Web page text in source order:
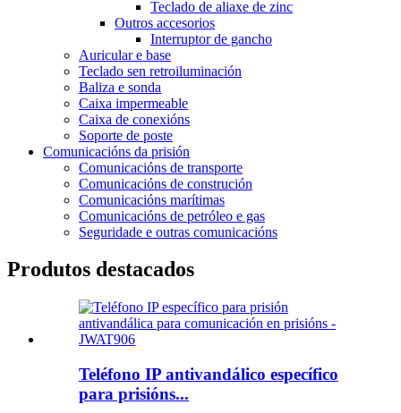
Teclado de aliaxe de zinc
Outros accesorios
Interruptor de gancho
Auricular e base
Teclado sen retroiluminación
Baliza e sonda
Caixa impermeable
Caixa de conexións
Soporte de poste
Comunicacións da prisión
Comunicacións de transporte
Comunicacións de construción
Comunicacións marítimas
Comunicacións de petróleo e gas
Seguridade e outras comunicacións
Produtos destacados
Teléfono IP antivandálico específico
para prisións...